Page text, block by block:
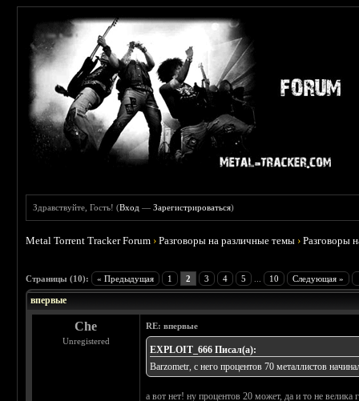
Здравствуйте, Гость! (Вход —Зарегистрироваться)
Metal Torrent Tracker Forum ›Разговоры на различные темы ›Разговоры
Страницы (10): « Предыдущая 1 2 3 4 5 10 Следующая »
впервые
Che
Unregistered
RE: впервые
EXPLOIT_666 Писал(а):
Barzometr, с него процентов 70 металлистов
а вот нет! ну процентов 20 может, да и то не велика